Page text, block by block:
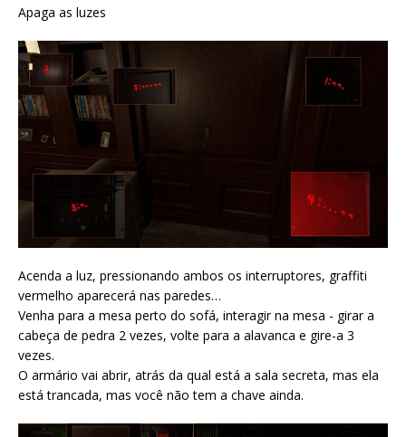
Apaga as luzes
Acenda a luz, pressionando ambos os interruptores, graffiti
vermelho aparecerá nas paredes…
Venha para a mesa perto do sofá, interagir na mesa - girar a
cabeça de pedra 2 vezes, volte para a alavanca e gire-a 3
vezes.
O armário vai abrir, atrás da qual está a sala secreta, mas ela
está trancada, mas você não tem a chave ainda.